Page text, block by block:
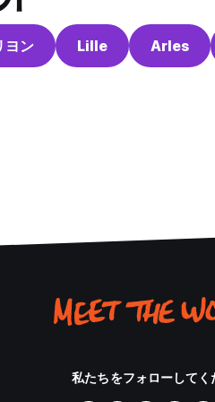
ヨン Lille Arles
私たちをフォローしてく